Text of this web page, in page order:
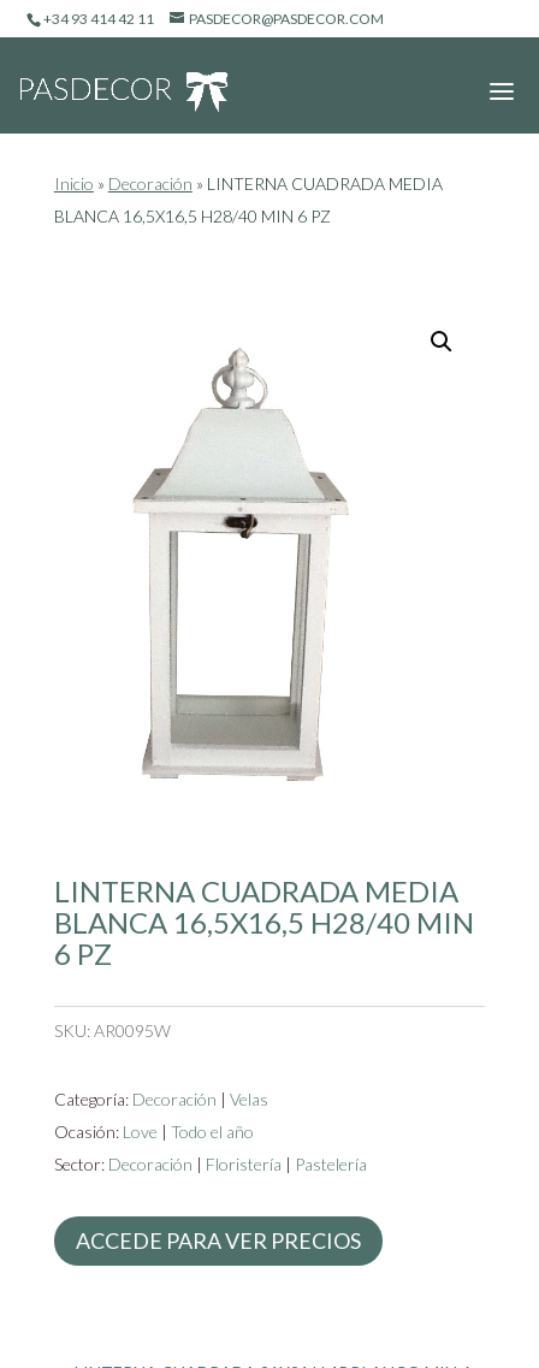
+34 93 414 42 11 PASDECOR@PASDECOR.COM
Inicio » Decoración » LINTERNA CUADRADA MEDIA
BLANCA 16,5X16,5 H28/40 MIN 6 PZ
LINTERNA CUADRADA MEDIA
BLANCA 16,5X16,5 H28/40 MIN
6 PZ
SKU:AR0095W
Categoría: Decoración | Velas
Ocasión: Love | Todo el año
Sector: Decoración | Floristería | Pastelería
ACCEDE PARA VER PRECIOS